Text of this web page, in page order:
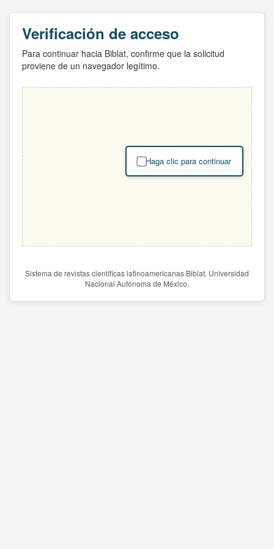
Verificación de acceso
Para continuar hacia Biblat, confirme que la solicitud
proviene de un navegador legítimo.
Haga clic para continuar
Sistema de revistas científicas latinoamericanas Biblat. Universidad
Nacional Autónoma de México.